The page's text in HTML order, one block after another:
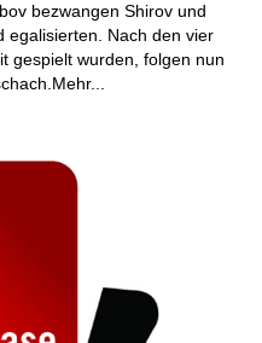
bezwangen Shirov und
egalisierten. Nach den vier
gespielt wurden, folgen nun